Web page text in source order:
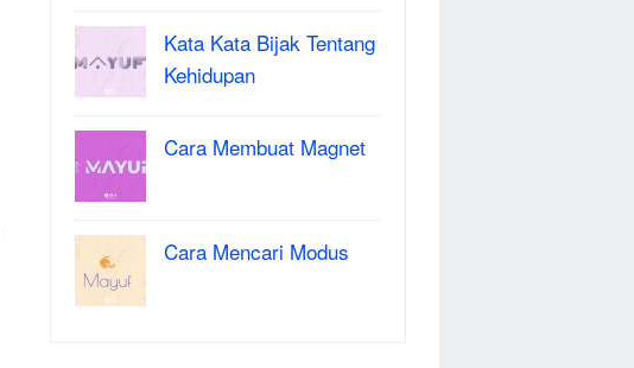
Kata Kata Bijak Tentang
Kehidupan
Cara Membuat Magnet
Cara Mencari Modus